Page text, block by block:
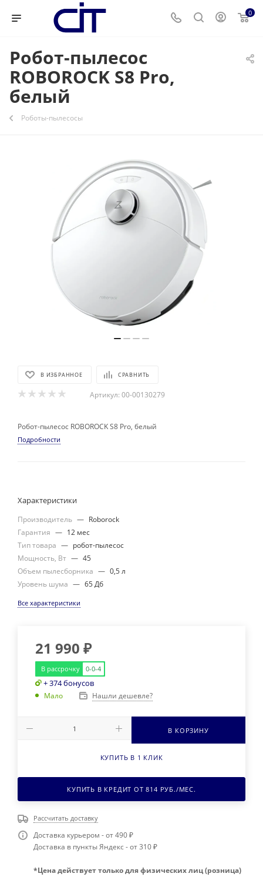
0
Робот-пылесос
ROBOROCK S8 Pro,
белый
Роботы-пылесосы
В ИЗБРАННОЕ СРАВНИТЬ
Артикул: 00-00130279
Робот-пылесос ROBOROCK S8 Pro, белый
Подробности
Характеристики
Производитель — Roborock
Гарантия — 12 мес
Тип товара — робот-пылесос
Мощность, Вт — 45
Объем пылесборника — 0,5 л
Уровень шума — 65 Дб
Все характеристики
21 990 ₽
В рассрочку 0-0-4
+ 374 бонусов
Мало Нашли дешевле?
В КОРЗИНУ
КУПИТЬ В 1 КЛИК
КУПИТЬ В КРЕДИТ ОТ814 РУБ./МЕС.
Рассчитать доставку
Доставка курьером - от 490 ₽
Доставка в пункты Яндекс - от 310 ₽
*Цена действует только для физических лиц (розница)